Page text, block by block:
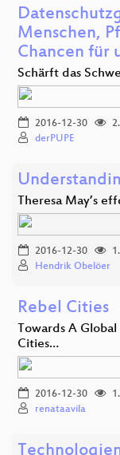
Menschen,
Chancen für
Schärft das
2016-12-30
derPUPE
Theresa May’s
2016-12-30
Hendrik Obelöer
Rebel Cities
Towards A
Cities…
2016-12-30
renataavila